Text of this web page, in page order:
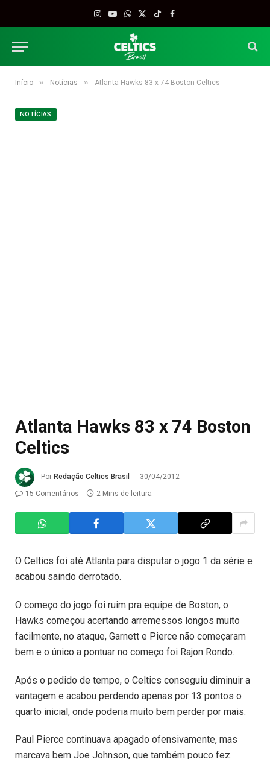
Instagram
YouTube
WhatsApp
X
TikTokFacebook
Início » Notícias » Atlanta Hawks 83 x 74 Boston Celtics
NOTÍCIAS
Atlanta Hawks 83 x 74 Boston
Celtics
Por Redação Celtics Brasil
30/04/2012
15 Comentários
2 Mins de leitura
O Celtics foi até Atlanta para disputar o jogo 1 da série e
acabou saindo derrotado.
O começo do jogo foi ruim pra equipe de Boston, o
Hawks começou acertando arremessos longos muito
facilmente, no ataque, Garnett e Pierce não começaram
bem e o único a pontuar no começo foi Rajon Rondo.
Após o pedido de tempo, o Celtics conseguiu diminuir a
vantagem e acabou perdendo apenas por 13 pontos o
quarto inicial, onde poderia muito bem perder por mais.
Paul Pierce continuava apagado ofensivamente, mas
marcava bem Joe Johnson, que também pouco fez.